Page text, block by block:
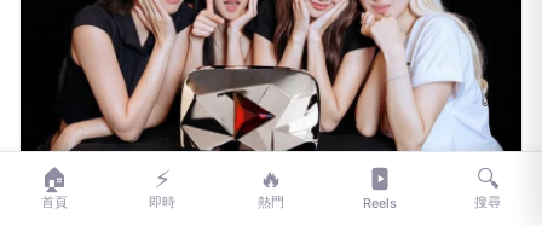
CTWANT
🏠
首頁
⚡
即時
🔥
熱門 Reels
🔍
搜尋